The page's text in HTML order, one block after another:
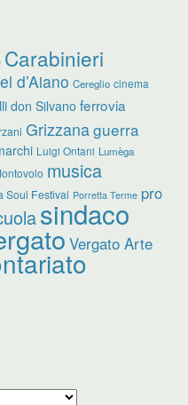
Carabinieri
d’Aiano Cereglio cinema
don Silvano ferrovia
Grizzanaguerra
Luigi Ontani Lumèga
musica
Soul Festival Porretta Terme pro
sindaco
Vergato Arte